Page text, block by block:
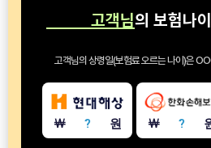
고객님의 보험나
고객님의 상령일(보험료 오르는 나이)은
￦? 원 ￦ ?